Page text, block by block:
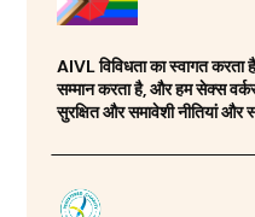
AIVL विविधता का स्वागत
सम्मान करता है, और हम सेक्स
सुरक्षित और समावेशी नीतियां और